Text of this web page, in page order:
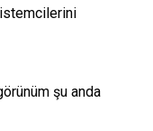
şu anda